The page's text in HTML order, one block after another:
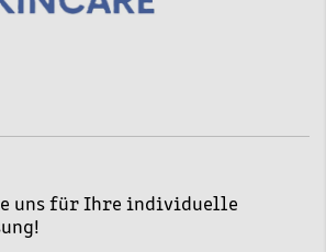
uns für Ihre individuelle